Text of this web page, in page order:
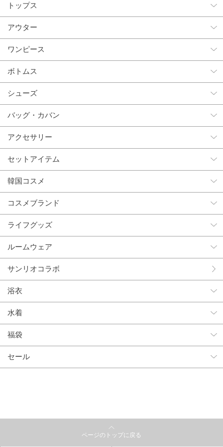
トップス
アウター
ワンピース
ボトムス
シューズ
バッグ・カバン
アクセサリー
セットアイテム
韓国コスメ
コスメブランド
ライフグッズ
ルームウェア
サンリオコラボ
浴衣
水着
福袋
セール
ページのトップに戻る